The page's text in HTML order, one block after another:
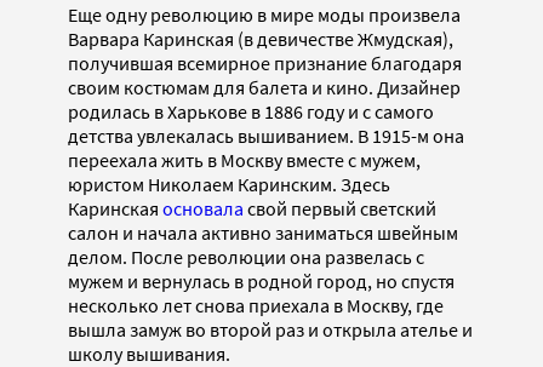
Еще одну революцию в мире моды произвела
Варвара Каринская (в девичестве Жмудская),
получившая всемирное признание благодаря
своим костюмам для балета и кино. Дизайнер
родилась в Харькове в 1886 году и с самого
детства увлекалась вышиванием. В 1915-м она
переехала жить в Москву вместе с мужем,
юристом Николаем Каринским. Здесь
Каринская основала свой первый светский
салон и начала активно заниматься швейным
делом. После революции она развелась с
мужем и вернулась в родной город, но спустя
несколько лет снова приехала в Москву, где
вышла замуж во второй раз и открыла ателье и
школу вышивания.